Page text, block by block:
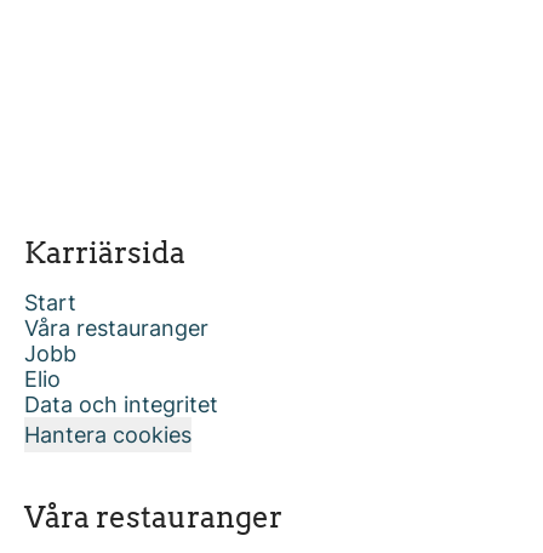
Karriärsida
Start
Våra restauranger
Jobb
Elio
Data och integritet
Hantera cookies
Våra restauranger